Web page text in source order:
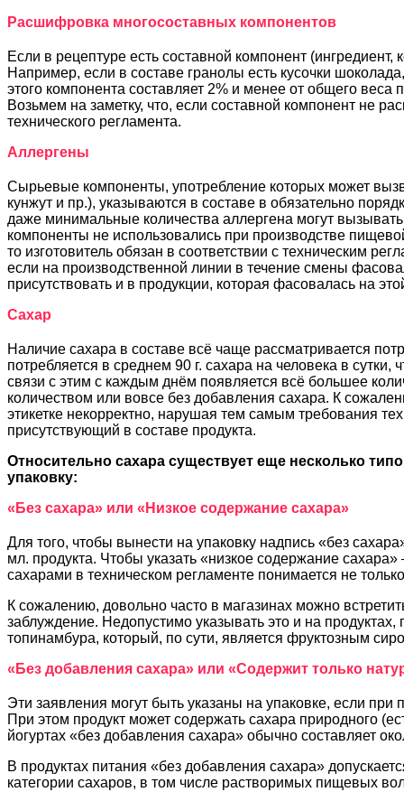
Расшифровка многосоставных компонентов
Если в рецептуре есть составной компонент
Например, если в составе гранолы есть кусочки
этого компонента составляет 2% и менее от общего
Возьмем на заметку, что, если составной компонент не
технического регламента.
Аллергены
Сырьевые компоненты, употребление которых может
кунжут и пр.), указываются в составе в обязательно
даже минимальные количества аллергена могут
компоненты не использовались при производстве
то изготовитель обязан в соответствии с техническим
если на производственной линии в течение смены
присутствовать и в продукции, которая фасовалась на
Сахар
Наличие сахара в составе всё чаще рассматривается
потребляется в среднем 90 г. сахара на человека в
связи с этим с каждым днём появляется всё большее
количеством или вовсе без добавления сахара. К
этикетке некорректно, нарушая тем самым требования
присутствующий в составе продукта.
Относительно сахара существует еще несколько
упаковку:
«Без сахара» или «Низкое содержание сахара»
Для того, чтобы вынести на упаковку надпись «без
мл. продукта. Чтобы указать «низкое содержание
сахарами в техническом регламенте понимается не
К сожалению, довольно часто в магазинах можно
заблуждение. Недопустимо указывать это и на
топинамбура, который, по сути, является фруктозным
«Без добавления сахара» или «Содержит только
Эти заявления могут быть указаны на упаковке, если
При этом продукт может содержать сахара природного
йогуртах «без добавления сахара» обычно составляет
В продуктах питания «без добавления сахара»
категории сахаров, в том числе растворимых пищевых